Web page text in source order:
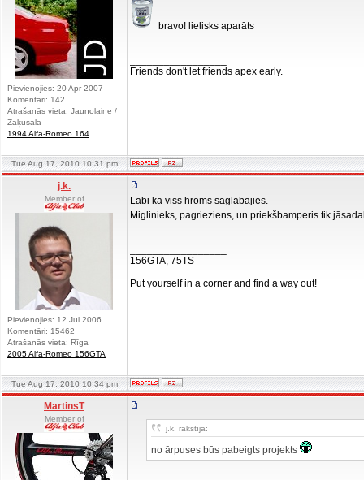
Pievienojies: 20 Apr 2007
Komentāri: 142
Atrašanās vieta: Jaunolaine /
Zaķusala
1994 Alfa-Romeo 164
bravo! lielisks aparāts
Friends don't let friends apex early.
Tue Aug 17, 2010 10:31 pm
j.k.
Member of
Pievienojies: 12 Jul 2006
Komentāri: 15462
Atrašanās vieta: Rīga
2005 Alfa-Romeo 156GTA
Labi ka viss hroms saglabājies.
Miglinieks, pagrieziens, un priekšbamperis tik
156GTA, 75TS
Put yourself in a corner and find a way out!
Tue Aug 17, 2010 10:34 pm
MartinsT
Member of
j.k. rakstīja:
no ārpuses būs pabeigts projekts